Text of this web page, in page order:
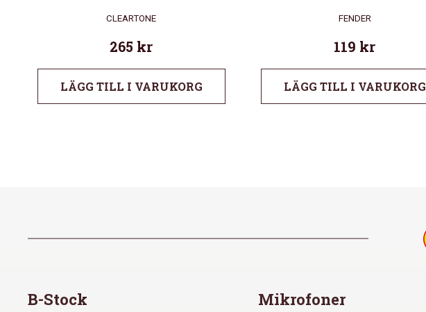
CLEARTONE
265 kr
LÄGG TILL I VARUKORG
FENDER
119 kr
LÄGG TILL I VARUKORG
B-Stock
Mikrofoner